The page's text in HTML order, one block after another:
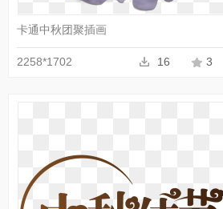
卡通中秋团聚插画
2258*1702 16 3